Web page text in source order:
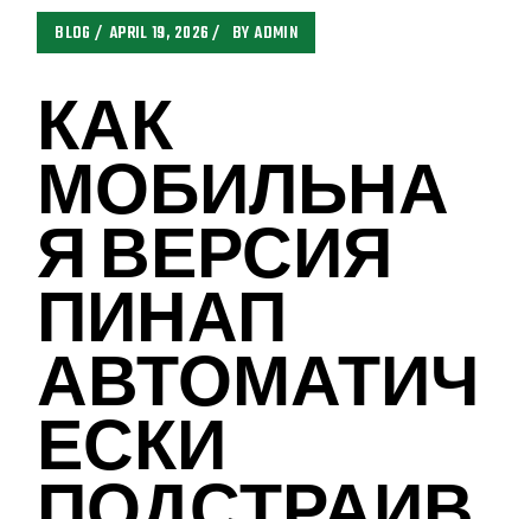
BLOG APRIL 19, 2026 BYADMIN
КАК
МОБИЛЬНА
Я ВЕРСИЯ
ПИНАП
АВТОМАТИЧ
ЕСКИ